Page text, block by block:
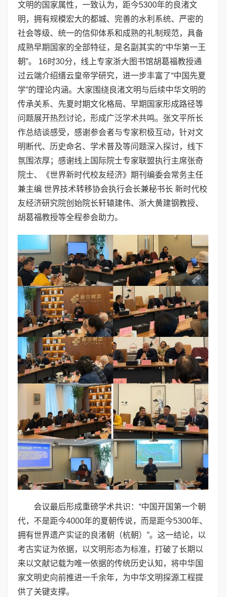
文明的国家属性，一致认为，距今5300年的良渚文
明，拥有规模宏大的都城、完善的水利系统、严密的
社会等级、统一的信仰体系和成熟的礼制规范，具备
成熟早期国家的全部特征，是名副其实的“中华第一王
朝”。 16时30分，线上专家浙大图书馆胡葛福教授通
过云端介绍缙云皇帝学研究，进一步丰富了“中国先夏
学”的理论内涵。大家围绕良渚文明与后续中华文明的
传承关系、先夏时期文化格局、早期国家形成路径等
问题展开热烈讨论，形成广泛学术共鸣。张文平所长
作总结谈感受，感谢参会者与专家积极互动，针对文
明断代、历史命名、学术普及等问题深入探讨，线下
氛围浓厚；感谢线上国际院士专家联盟执行主席张奇
院士、《世界新时代校友经济》期刊编委会常务主任
兼主编 世界技术转移协会执行会长兼秘书长 新时代校
友经济研究院创始院长轩辕建伟、浙大黄建钢教授、
胡葛福教授等全程参会助力。
会议最后形成重磅学术共识：“中国开国第一个朝
代，不是距今4000年的夏朝传说，而是距今5300年、
拥有世界遗产实证的良渚朝（杭朝）”。这一结论，以
考古实证为依据，以文明形态为标准，打破了长期以
来以文献记载为唯一依据的传统历史认知，将中华国
家文明史向前推进一千余年，为中华文明探源工程提
供了关键支撑。